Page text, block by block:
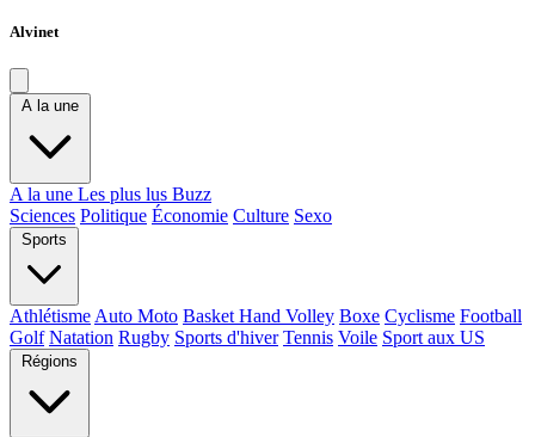
Alvinet
A la une
A la une Les plus lus Buzz
Sciences Politique Économie Culture Sexo
Sports
Athlétisme Auto Moto Basket Hand Volley Boxe Cyclisme Football
Golf Natation Rugby Sports d'hiver Tennis Voile Sport aux US
Régions